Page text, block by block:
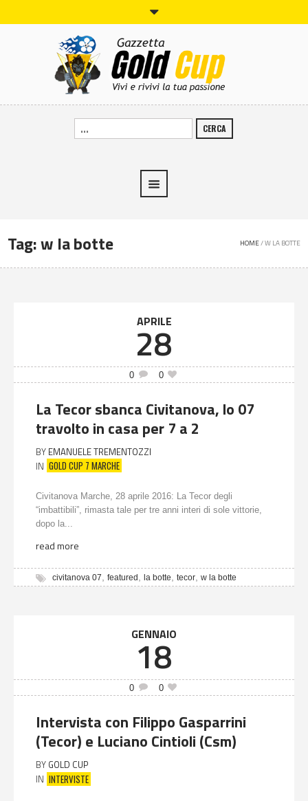
CERCA
Tag:w la botte HOME/W LA BOTTE
APRILE
28
0 0
La Tecor sbanca Civitanova, lo 07
travolto in casa per 7 a 2
BY EMANUELE TREMENTOZZI
IN GOLD CUP 7 MARCHE
Civitanova Marche, 28 aprile 2016: La Tecor degli
“imbattibili”, rimasta tale per tre anni interi di sole vittorie,
dopo la...
read more
civitanova 07, featured , la botte, tecor, w la botte
GENNAIO
18
0 0
Intervista con Filippo Gasparrini
(Tecor) e Luciano Cintioli (Csm)
BY GOLD CUP
IN INTERVISTE